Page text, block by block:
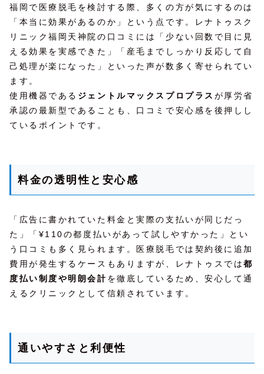
福岡で医療脱毛を検討する際、多くの方が気にするのは
「本当に効果があるのか」という点です。レナトゥスク
リニック福岡天神院の口コミには「少ない回数で目に見
える効果を実感できた」「産毛までしっかり反応して自
己処理が楽になった」といった声が数多く寄せられてい
ます。
使用機器である ジェントルマックスプロプラス が厚労省
承認の最新型であることも、口コミで安心感を後押しし
ているポイントです。
料金の透明性と安心感
「広告に書かれていた料金と実際の支払いが同じだっ
た」「¥110の都度払いがあって試しやすかった」とい
う口コミも多く見られます。医療脱毛では契約後に追加
費用が発生するケースもありますが、レナトゥスでは都
度払い制度や明朗会計を徹底しているため、安心して通
えるクリニックとして信頼されています。
通いやすさと利便性